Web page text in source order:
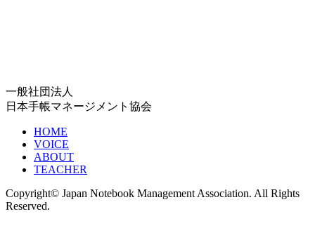
一般社団法人
日本手帳マネージメント協会
HOME
VOICE
ABOUT
TEACHER
Copyright© Japan Notebook Management Association. All Rights
Reserved.